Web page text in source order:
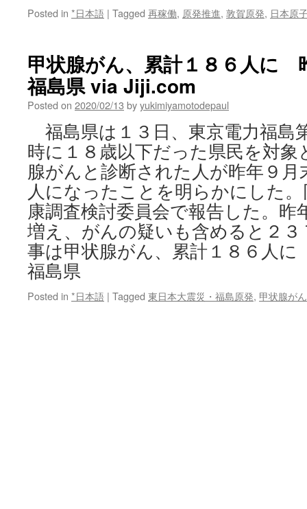
Posted in *日本語 | Tagged 再稼働, 原発推進, 敦賀原発, 日本原
甲状腺がん、累計１８６人に
福島県 via Jiji.com
Posted on 2020/02/13 byyukimiyamotodepaul
福島県は１３日、東京電力福島
時に１８歳以下だった県民を対象
腺がんと診断された人が昨年９月
人になったことを明らかにした
康調査検討委員会で報告した。昨
増え、がんの疑いも含めると２
事は甲状腺がん、累計１８６人
福島県
Posted in *日本語 | Tagged 東日本大震災・福島原発, 甲状腺がん